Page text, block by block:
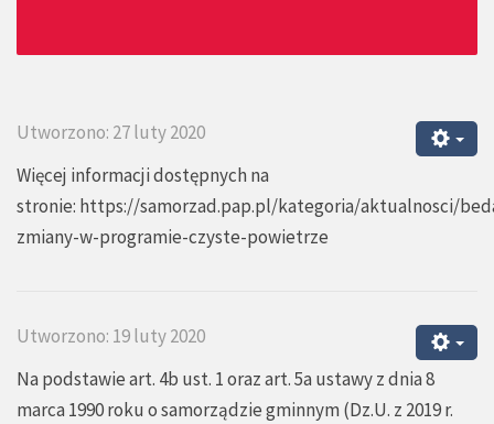
Utworzono: 27 luty 2020
Więcej informacji dostępnych na
stronie: https://samorzad.pap.pl/kategoria/aktualnosci/
zmiany-w-programie-czyste-powietrze
Utworzono: 19 luty 2020
Na podstawie art. 4b ust. 1 oraz art. 5a ustawy z dnia 8
marca 1990 roku o samorządzie gminnym (Dz.U. z 2019 r.